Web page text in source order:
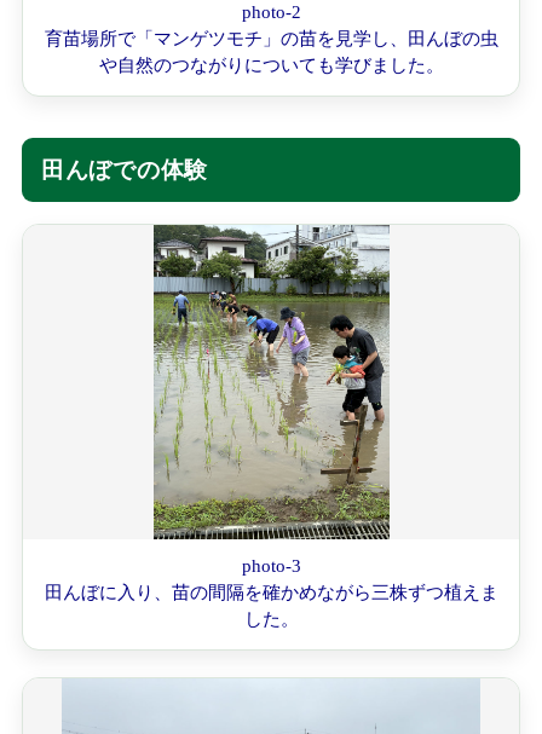
photo-2
育苗場所で「マンゲツモチ」の苗を見学し、田んぼの虫
や自然のつながりについても学びました。
田んぼでの体験
photo-3
田んぼに入り、苗の間隔を確かめながら三株ずつ植えま
した。